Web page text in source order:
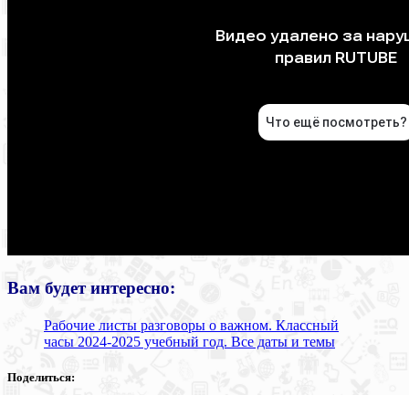
Вам будет интересно:
Рабочие листы разговоры о важном. Классный
часы 2024-2025 учебный год. Все даты и темы
Поделиться: